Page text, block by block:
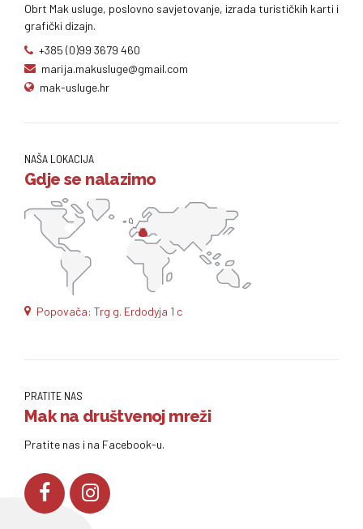
Obrt Mak usluge, poslovno savjetovanje, izrada turističkih karti i
grafički dizajn.
+385 (0)99 3679 460
marija.makusluge@gmail.com
mak-usluge.hr
NAŠA LOKACIJA
Gdje se nalazimo
Popovača: Trg g. Erdodyja 1 c
PRATITE NAS
Mak na društvenoj mreži
Pratite nas i na Facebook-u.